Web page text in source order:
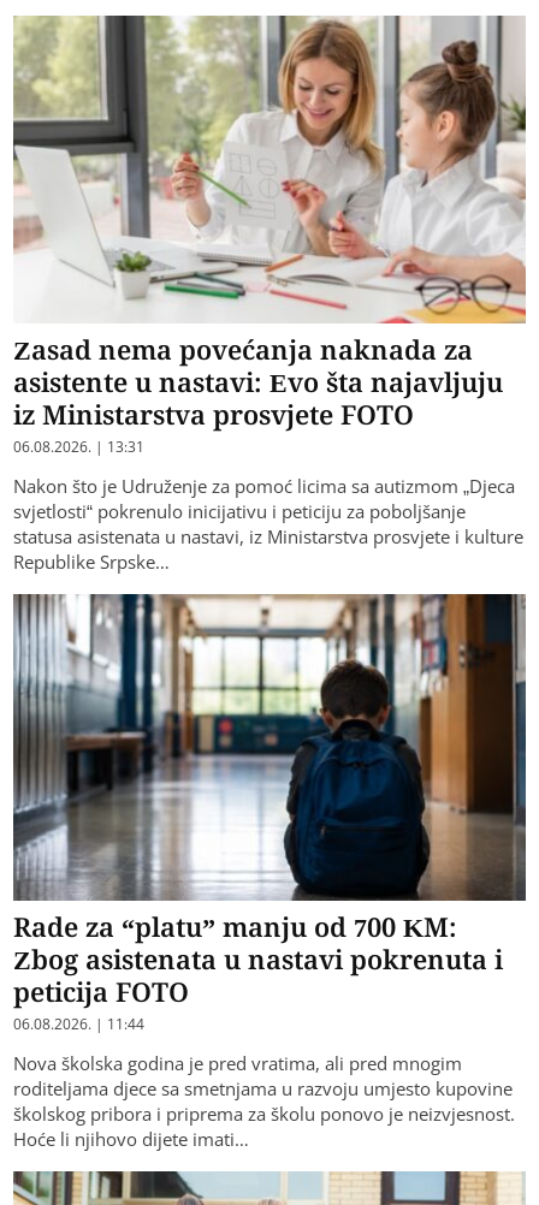
Zasad nema povećanja naknada za
asistente u nastavi: Evo šta najavljuju
iz Ministarstva prosvjete FOTO
06.08.2026. | 13:31
Nakon što je Udruženje za pomoć licima sa autizmom „Djeca
svjetlosti“ pokrenulo inicijativu i peticiju za poboljšanje
statusa asistenata u nastavi, iz Ministarstva prosvjete i kulture
Republike Srpske…
Rade za “platu” manju od 700 KM:
Zbog asistenata u nastavi pokrenuta i
peticija FOTO
06.08.2026. | 11:44
Nova školska godina je pred vratima, ali pred mnogim
roditeljama djece sa smetnjama u razvoju umjesto kupovine
školskog pribora i priprema za školu ponovo je neizvjesnost.
Hoće li njihovo dijete imati…